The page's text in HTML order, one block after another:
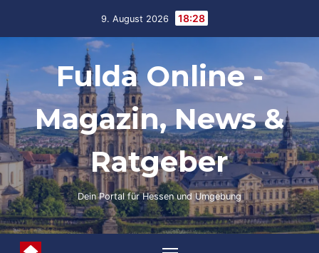
9. August 2026 18:28
Fulda Online -
Magazin, News &
Ratgeber
Dein Portal für Hessen und Umgebung